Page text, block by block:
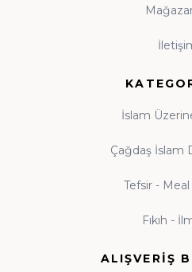
kitabı hayatının tabii bir
ifadesidir. Küçük yaşlardan
hikâyeleriyle donatılmıştır.
ve aile kitaplığı
taşımayı görev biliyoruz.
modelleri, yeni çıkanlar ve
İslam
Çağdaş İslam
Tefsir - Meal
Fıkıh -
ALIŞVERIŞ